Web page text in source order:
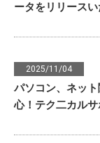
ータをリリースい
2025/11/04
パソコン、ネッ
心！テク二カルサ